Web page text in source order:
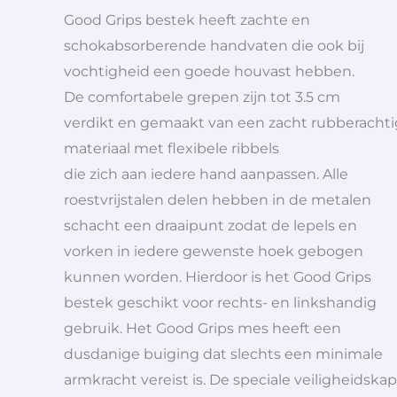
Good Grips bestek heeft zachte en
schokabsorberende handvaten die ook bij
vochtigheid een goede houvast hebben.
De comfortabele grepen zijn tot 3.5 cm
verdikt en gemaakt van een zacht
materiaal met flexibele ribbels
die zich aan iedere hand aanpassen. Alle
roestvrijstalen delen hebben in de metalen
schacht een draaipunt zodat de lepels en
vorken in iedere gewenste hoek gebogen
kunnen worden. Hierdoor is het Good Grips
bestek geschikt voor rechts- en linkshandig
gebruik. Het Good Grips mes heeft een
dusdanige buiging dat slechts een minimale
armkracht vereist is. De speciale veiligheidskap